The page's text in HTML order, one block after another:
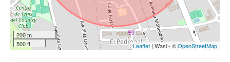
200 m
500 ft
Leaflet | Wasi - ©OpenStreetMap